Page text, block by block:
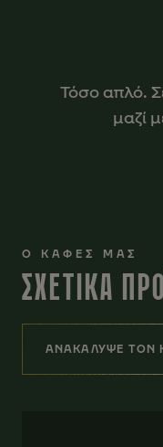
Τόσο απλό.
μαζί
Ο ΚΑΦΕΣ ΜΑΣ
ΣΧΕΤΙΚΑ
ΑΝΑΚΑΛΥΨΕ ΤΟΝ